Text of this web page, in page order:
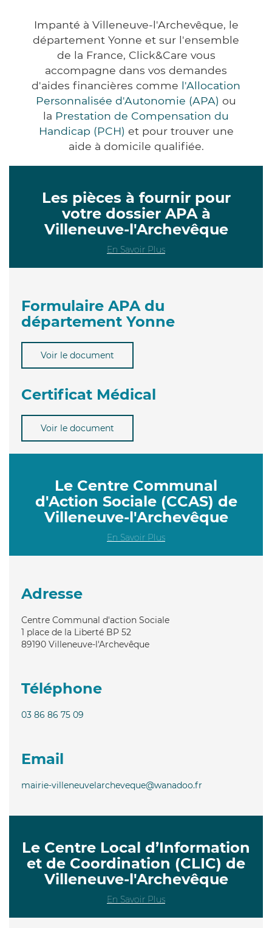
Impanté à Villeneuve-l'Archevêque, le
département Yonne et sur l'ensemble
de la France, Click&Care vous
accompagne dans vos demandes
d'aides financières comme l'Allocation
Personnalisée d'Autonomie (APA) ou
la Prestation de Compensation du
Handicap (PCH) et pour trouver une
aide à domicile qualifiée.
Les pièces à fournir pour
votre dossier APA à
Villeneuve-l'Archevêque
En Savoir Plus
Formulaire APA du
département Yonne
Voir le document
Certificat Médical
Voir le document
Le Centre Communal
d'Action Sociale (CCAS) de
Villeneuve-l'Archevêque
En Savoir Plus
Adresse
Centre Communal d'action Sociale
1 place de la Liberté BP 52
89190 Villeneuve-l'Archevêque
Téléphone
03 86 86 75 09
Email
mairie-villeneuvelarcheveque@wanadoo.fr
Le Centre Local d’Information
et de Coordination (CLIC) de
Villeneuve-l'Archevêque
En Savoir Plus